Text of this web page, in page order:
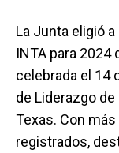
La Junta eligió
INTA para
celebrada el 14
de Liderazgo
Texas. Con
registrados,